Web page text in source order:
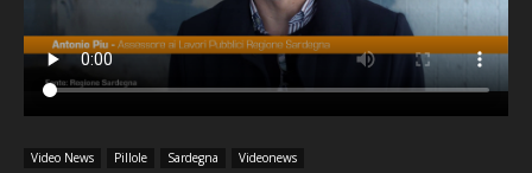
Video News Pillole Sardegna Videonews